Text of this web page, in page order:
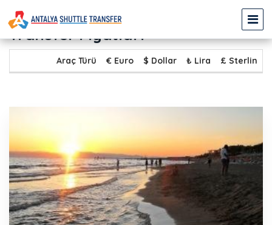
DALAMAN SARIGERME - ÇOLAKLI
Transfer Fiyatları
Araç Türü € Euro $ Dollar ₺ Lira £ Sterlin